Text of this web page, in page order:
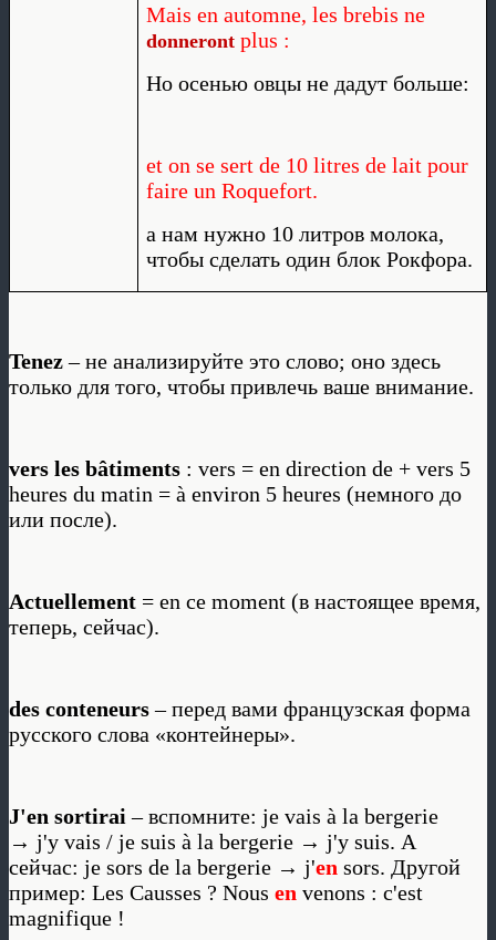
Mais en automne, les brebis ne
donneront plus :
Но осенью овцы не дадут больше:
et on se sert de 10 litres de lait pour
faire un Roquefort.
а нам нужно 10 литров молока,
чтобы сделать один блок Рокфора.
Tenez– не анализируйте это слово; оно здесь
только для того, чтобы привлечь ваше внимание.
vers les bâtiments : vers = en direction de + vers 5
heures du matin = à environ 5 heures (немного до
или после).
Actuellement = en ce moment (в настоящее время,
теперь, сейчас).
des conteneurs– перед вами французская форма
русского слова «контейнеры».
J'en sortirai – вспомните: je vais à la bergerie
→ j'y vais / je suis à la bergerie → j'y suis. А
сейчас: je sors de la bergerie → j'en sors. Другой
пример: Les Causses ? Nous en venons : c'est
magnifique !